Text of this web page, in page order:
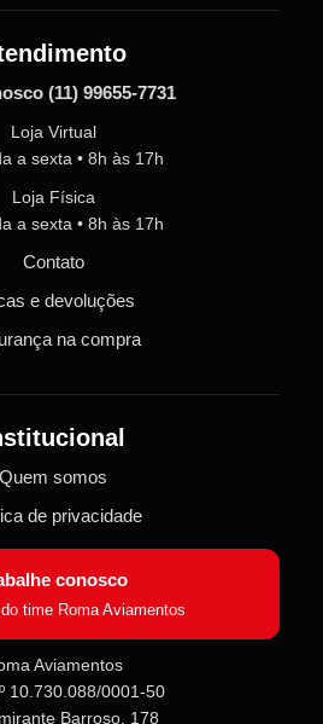
Roma Aviamentos
(11) 99655-7731
Loja Virtual
a sexta • 8h às 17h
Loja Física
a sexta • 8h às 17h
Contato
e devoluções
na compra
Quem somos
de privacidade
conosco
time Roma Aviamentos
Aviamentos
10.730.088/0001-50
Barroso, 178